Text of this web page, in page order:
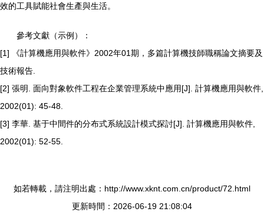
效的工具賦能社會生產與生活。
參考文獻（示例）：
[1] 《計算機應用與軟件》2002年01期，多篇計算機技師職稱論文摘要及
技術報告.
[2] 張明. 面向對象軟件工程在企業管理系統中應用[J]. 計算機應用與軟件,
2002(01): 45-48.
[3] 李華. 基于中間件的分布式系統設計模式探討[J]. 計算機應用與軟件,
2002(01): 52-55.
如若轉載，請注明出處：http://www.xknt.com.cn/product/72.html
更新時間：2026-06-19 21:08:04